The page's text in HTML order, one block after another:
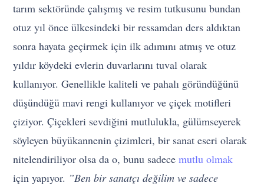
tarım sektöründe çalışmış ve resim tutkusunu bundan
otuz yıl önce ülkesindeki bir ressamdan ders aldıktan
sonra hayata geçirmek için ilk adımını atmış ve otuz
yıldır köydeki evlerin duvarlarını tuval olarak
kullanıyor. Genellikle kaliteli ve pahalı göründüğünü
düşündüğü mavi rengi kullanıyor ve çiçek motifleri
çiziyor. Çiçekleri sevdiğini mutlulukla, gülümseyerek
söyleyen büyükannenin çizimleri, bir sanat eseri olarak
nitelendiriliyor olsa da o, bunu sadecemutlu olmak
için yapıyor. ”Ben bir sanatçı değilim ve sadece